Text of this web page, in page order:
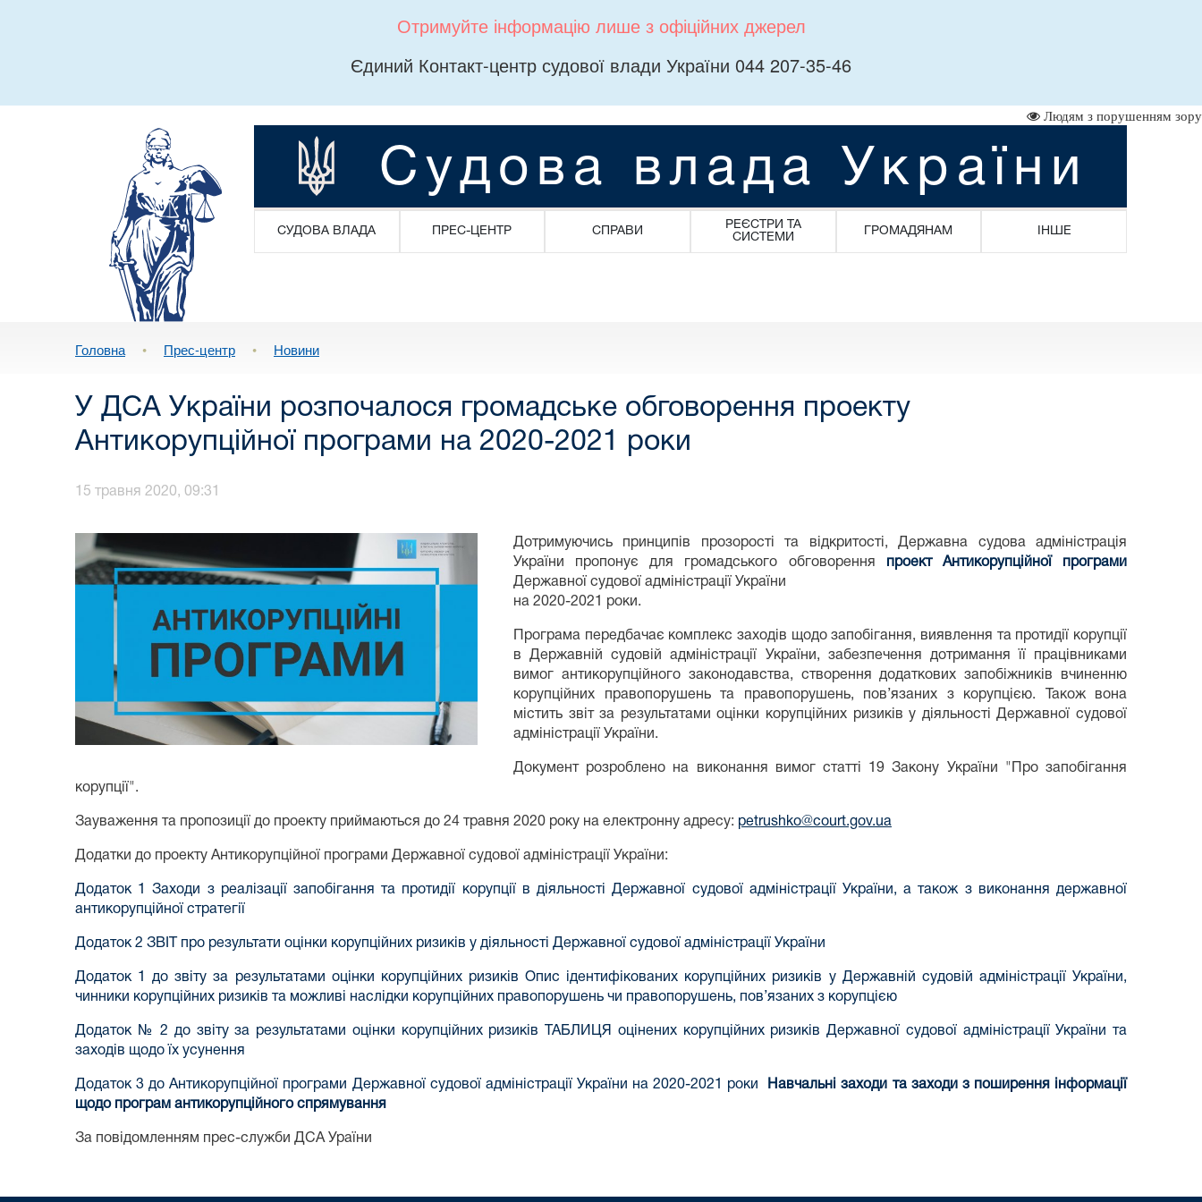
Отримуйте інформацію лише з офіційних джерел
Єдиний Контакт-центр судової влади України 044 207-35-46
Людям з порушенням зору
Судова влада України
СУДОВА ВЛАДА ПРЕС-ЦЕНТР СПРАВИ
РЕЄСТРИ ТА
СИСТЕМИ
ГРОМАДЯНАМ ІНШЕ
Головна • Прес-центр • Новини
У ДСА України розпочалося громадське обговорення проекту
Антикорупційної програми на 2020-2021 роки
15 травня 2020, 09:31
Дотримуючись принципів прозорості та відкритості, Державна судова адміністрація
України пропонує для громадського обговорення
проект Антикорупційної програми
Державної судової адміністрації України
на 2020-2021 роки.
Програма передбачає комплекс заходів щодо запобігання, виявлення та протидії корупції
в Державній судовій адміністрації України, забезпечення дотримання її працівниками
вимог антикорупційного законодавства, створення додаткових запобіжників вчиненню
корупційних правопорушень та правопорушень, пов’язаних з корупцією. Також вона
містить звіт за результатами оцінки корупційних ризиків у діяльності Державної судової
адміністрації України.
Документ розроблено на виконання вимог статті 19 Закону України "Про запобігання
корупції".
Зауваження та пропозиції до проекту приймаються до 24 травня 2020 року на електронну адресу: petrushko@court.gov.ua
Додатки до проекту Антикорупційної програми Державної судової адміністрації України:
Додаток 1 Заходи з реалізації запобігання та протидії корупції в діяльності Державної судової адміністрації України, а також з виконання державної
антикорупційної стратегії
Додаток 2 ЗВІТ про результати оцінки корупційних ризиків у діяльності Державної судової адміністрації України
Додаток 1 до звіту за результатами оцінки корупційних ризиків Опис ідентифікованих корупційних ризиків у Державній судовій адміністрації України,
чинники корупційних ризиків та можливі наслідки корупційних правопорушень чи правопорушень, пов’язаних з корупцією
Додаток № 2 до звіту за результатами оцінки корупційних ризиків ТАБЛИЦЯ оцінених корупційних ризиків Державної судової адміністрації України та
заходів щодо їх усунення
Додаток 3 до Антикорупційної програми Державної судової адміністрації України на 2020-2021 роки
Навчальні заходи та заходи з поширення інформації
щодо програм антикорупційного спрямування
За повідомленням прес-служби ДСА Ураїни